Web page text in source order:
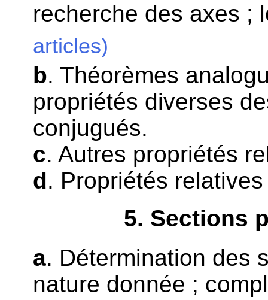
recherche des axes ;
articles)
b. Théorèmes
propriétés diverses
conjugués.
c. Autres propriétés
d. Propriétés
5. Sections
a. Détermination des
nature donnée ;